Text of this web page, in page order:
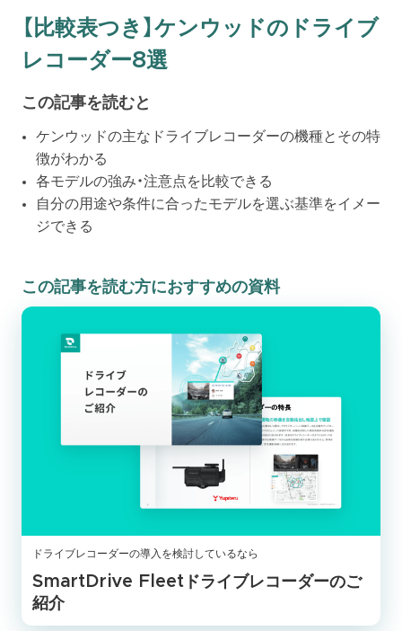
【比較表つき】ケンウッドのドライブ
レコーダー8選
この記事を読むと
ケンウッドの主なドライブレコーダーの機種とその特
徴がわかる
各モデルの強み・注意点を比較できる
自分の用途や条件に合ったモデルを選ぶ基準をイメー
ジできる
この記事を読む方におすすめの資料
ドライブレコーダーの導入を検討しているなら
SmartDrive Fleetドライブレコーダーのご
紹介